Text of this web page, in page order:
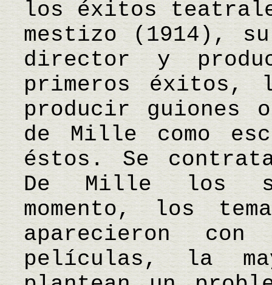
los éxitos
mestizo (1914),
director y
primeros éxitos,
producir guiones
de Mille como
éstos. Se
De Mille los
momento, los
aparecieron
películas, la